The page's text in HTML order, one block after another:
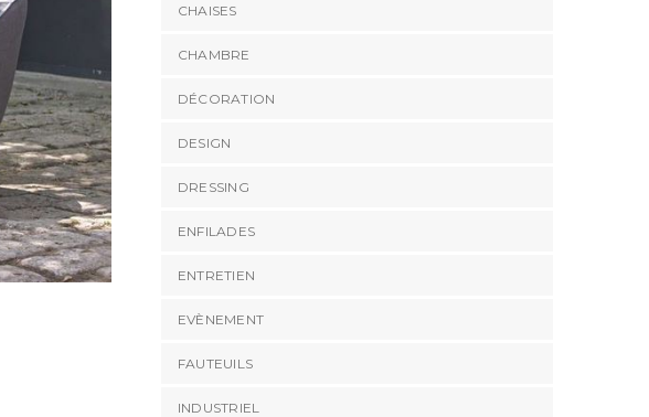
CHAISES
CHAMBRE
DÉCORATION
DESIGN
DRESSING
ENFILADES
ENTRETIEN
EVÈNEMENT
FAUTEUILS
INDUSTRIEL